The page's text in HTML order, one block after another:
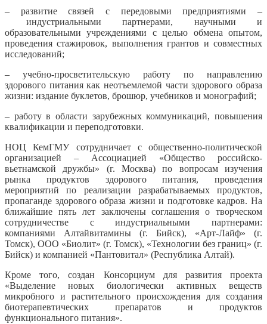
– развитие связей с передовыми предприятиями –
индустриальными партнерами, научными и
образовательными учреждениями с целью обмена опытом,
проведения стажировок, выполнения грантов и совместных
исследований;
– учебно-просветительскую работу по направлению
здорового питания как неотъемлемой части здорового образа
жизни: издание буклетов, брошюр, учебников и монографий;
– работу в области зарубежных коммуникаций, повышения
квалификации и переподготовки.
НОЦ КемГМУ сотрудничает с общественно-политической
организацией –
Ассоциацией «Общество российско-
вьетнамской дружбы» (г. Москва) по вопросам изучения
рынка продуктов здорового питания, проведения
мероприятий по реализации разрабатываемых продуктов,
пропаганде здорового образа жизни и подготовке кадров. На
ближайшие пять лет заключены соглашения о творческом
сотрудничестве с индустриальными партнерами:
компаниями Алтайвитамины (г. Бийск), «Арт-Лайф» (г.
Томск), ООО «Биолит» (г. Томск), «Технологии без границ» (г.
Бийск) и компанией «Пантовитал» (Республика Алтай).
Кроме того, создан Консорциум для развития проекта
«Выделение новых биологически активных веществ
микробного и растительного происхождения для создания
биотерапевтических препаратов и продуктов
функционального питания».